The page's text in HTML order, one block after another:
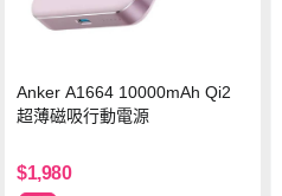
Anker A1664 10000mAh Qi2
超薄磁吸行動電源
$1,980